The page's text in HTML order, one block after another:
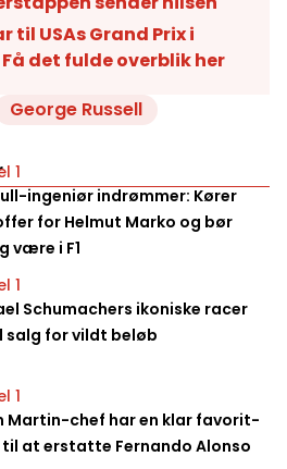
til USAs Grand Prix i
Få det fulde overblik her
George Russell
1
ingeniør indrømmer: Kører
for Helmut Marko og bør
være i F1
1
Schumachers ikoniske racer
salg for vildt beløb
1
Martin-chef har en klar favorit-
til at erstatte Fernando Alonso